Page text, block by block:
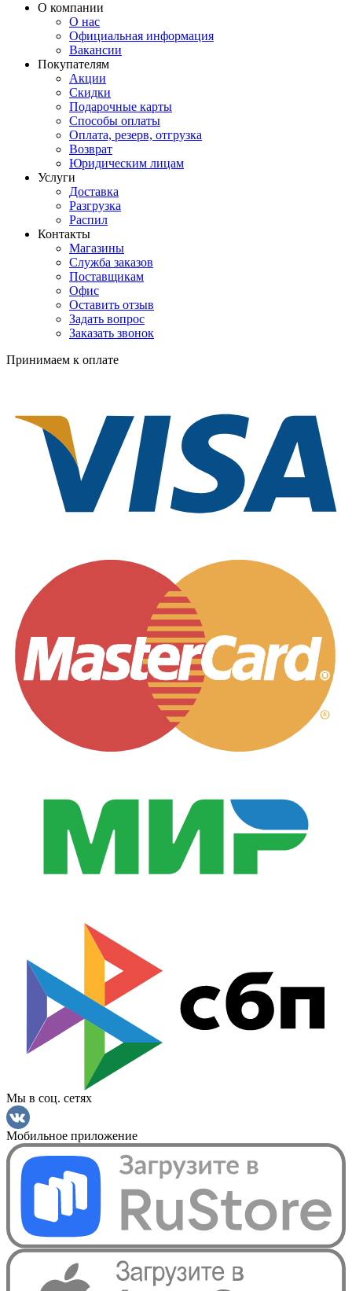
О компании
О нас
Официальная информация
Вакансии
Покупателям
Акции
Скидки
Подарочные карты
Способы оплаты
Оплата, резерв, отгрузка
Возврат
Юридическим лицам
Услуги
Доставка
Разгрузка
Распил
Контакты
Магазины
Служба заказов
Поставщикам
Офис
Оставить отзыв
Задать вопрос
Заказать звонок
Принимаем к оплате
Мы в соц. сетях
Мобильное приложение